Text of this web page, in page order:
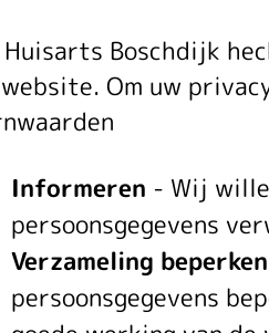
Boschdijk
Om uw
Informeren - Wij
persoonsgegevens
Verzameling beperken
persoonsgegevens